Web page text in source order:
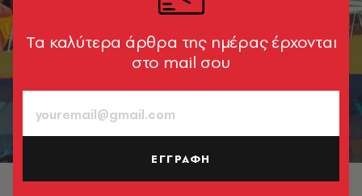
Tα καλύτερα άρθρα της ημέρας έρχονται
στο mail σου
ΕΓΓΡΑΦΗ